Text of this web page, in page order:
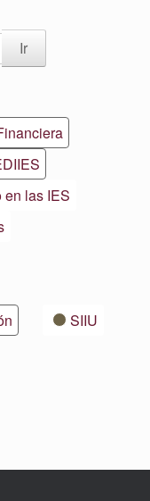
en las IES
SIIU